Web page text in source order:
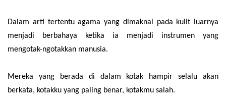
Dalam arti tertentu agama yang dimaknai pada kulit luarnya
menjadi berbahaya ketika ia menjadi instrumen yang
mengotak-ngotakkan manusia.
Mereka yang berada di dalam kotak hampir selalu akan
berkata, kotakku yang paling benar, kotakmu salah.